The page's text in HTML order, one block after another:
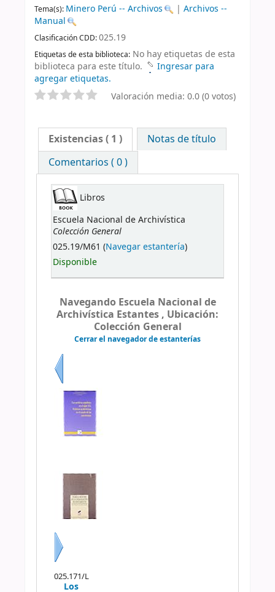
Tema(s): Minero Perú -- Archivos |Archivos --
Manual
Clasificación CDD:025.19
Etiquetas de esta biblioteca: No hay etiquetas de esta
biblioteca para este título.
Ingresar para
agregar etiquetas.
Valoración media: 0.0 (0 votos)
Existencias( 1 )
Notas de título
Comentarios ( 0 )
Libros
Escuela Nacional de Archivística
Colección General
025.19/M61 (Navegar estantería)
Disponible
Navegando Escuela Nacional de
Archivística Estantes , Ubicación:
Colección General
Cerrar el navegador de estanterías
Previo
025.171/L
Los